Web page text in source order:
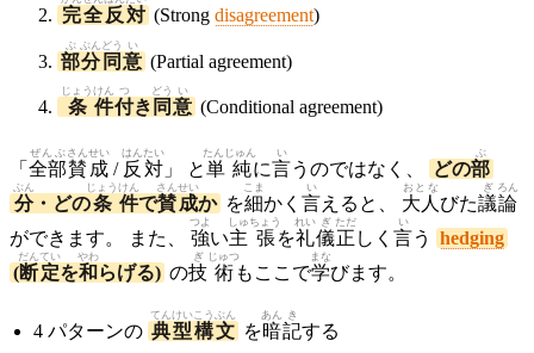
完全 反 対 (Strong disagreement)
部
ぶ
分
ぶん
同
どう
意
い
(Partial agreement)
条
じょう
件
けん
付
つ
き 同
どう
意
い
(Conditional agreement)
「 全部
ぜんぶ
賛
さん
成
せい
/ 反
はん
対
たい
」 と単純
たんじゅん
に言
い
うのではなく、 どの部
ぶ
分
ぶん
・どの条
じょう
件
けん
で賛
さん
成
せい
か を細
こま
かく 言
い
えると、 大人
おとな
びた議
ぎ
論
ろん
ができます。 また、 強
つよ
い主
しゅ
張
ちょう
を礼
れい
儀
ぎ
正
ただ
しく 言
い
う
hedging
(断
だん
定
てい
を和
やわ
らげる) の技
ぎ
術
じゅつ
もここで学
まな
びます。
4 パターンの 典
てん
型
けい
構
こう
文
ぶん
を暗
あん
記
き
する